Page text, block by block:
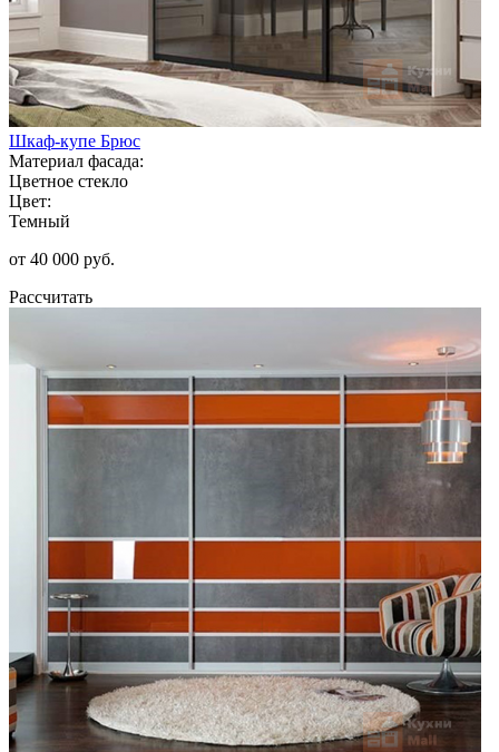
Шкаф-купе Брюс
Материал фасада:
Цветное стекло
Цвет:
Темный
от 40 000 руб.
Рассчитать